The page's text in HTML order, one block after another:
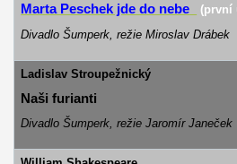
Marta Peschek jde do nebe
(první
Divadlo Šumperk, režie Miroslav Drábek
Ladislav Stroupežnický
Naši furianti
Divadlo Šumperk, režie Jaromír Janeček